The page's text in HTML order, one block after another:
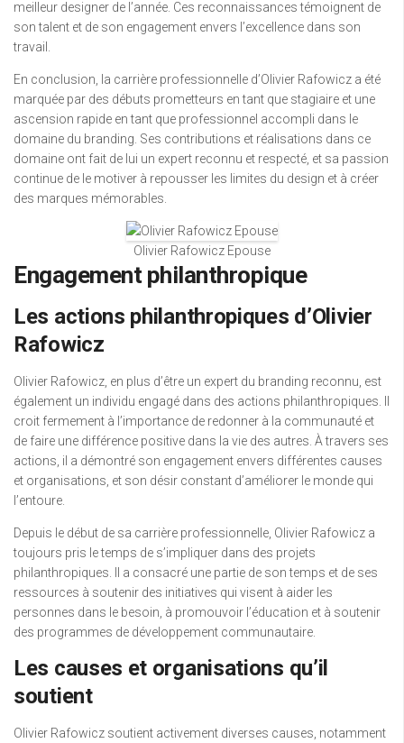
meilleur designer de l’année. Ces reconnaissances témoignent de
son talent et de son engagement envers l’excellence dans son
travail.
En conclusion, la carrière professionnelle d’Olivier Rafowicz a été
marquée par des débuts prometteurs en tant que stagiaire et une
ascension rapide en tant que professionnel accompli dans le
domaine du branding. Ses contributions et réalisations dans ce
domaine ont fait de lui un expert reconnu et respecté, et sa passion
continue de le motiver à repousser les limites du design et à créer
des marques mémorables.
Olivier Rafowicz Epouse
Engagement philanthropique
Les actions philanthropiques d’Olivier
Rafowicz
Olivier Rafowicz, en plus d’être un expert du branding reconnu, est
également un individu engagé dans des actions philanthropiques. Il
croit fermement à l’importance de redonner à la communauté et
de faire une différence positive dans la vie des autres. À travers ses
actions, il a démontré son engagement envers différentes causes
et organisations, et son désir constant d’améliorer le monde qui
l’entoure.
Depuis le début de sa carrière professionnelle, Olivier Rafowicz a
toujours pris le temps de s’impliquer dans des projets
philanthropiques. Il a consacré une partie de son temps et de ses
ressources à soutenir des initiatives qui visent à aider les
personnes dans le besoin, à promouvoir l’éducation et à soutenir
des programmes de développement communautaire.
Les causes et organisations qu’il
soutient
Olivier Rafowicz soutient activement diverses causes, notamment